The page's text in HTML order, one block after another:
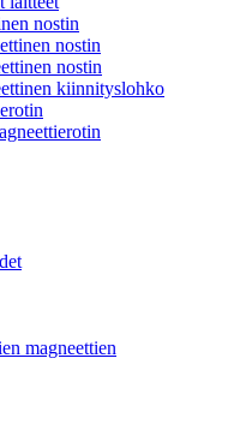
nostin
nostin
nostin
kiinnityslohko
magneettien